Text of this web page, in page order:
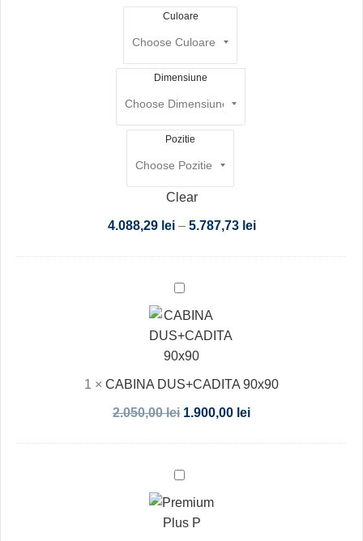
Culoare
Dimensiune
Pozitie
Clear
4.088,29 lei – 5.787,73 lei
CABINA
DUS+CADITA
90x90
1 × CABINA DUS+CADITA 90x90
2.050,00lei 1.900,00 lei
Premium
Plus